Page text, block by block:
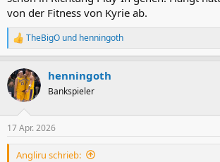
von der Fitness von Kyrie ab.
R
e
k
t
i
e
n
TheBigO und henningoth
henningoth
Bankspieler
17 Apr. 2026
Angliru schrieb: